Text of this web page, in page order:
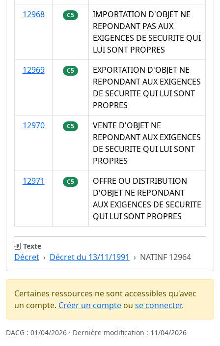
12968
C5
IMPORTATION D'OBJET NE
REPONDANT PAS AUX
EXIGENCES DE SECURITE QUI
LUI SONT PROPRES
12969
C5
EXPORTATION D'OBJET NE
REPONDANT AUX EXIGENCES
DE SECURITE QUI LUI SONT
PROPRES
12970
C5
VENTE D'OBJET NE
REPONDANT AUX EXIGENCES
DE SECURITE QUI LUI SONT
PROPRES
12971
C5
OFFRE OU DISTRIBUTION
D'OBJET NE REPONDANT
AUX EXIGENCES DE SECURITE
QUI LUI SONT PROPRES
Texte
Décret Décret du 13/11/1991 NATINF 12964
Certaines ressources ne sont accessibles qu'avec
un compte. Créer un compte ou se connecter.
DACG : 01/04/2026 · Dernière modification : 11/04/2026